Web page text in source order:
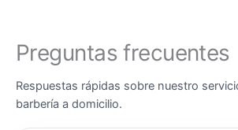
Preguntas frecuentes
Respuestas rápidas sobre nuestro
barbería a domicilio.